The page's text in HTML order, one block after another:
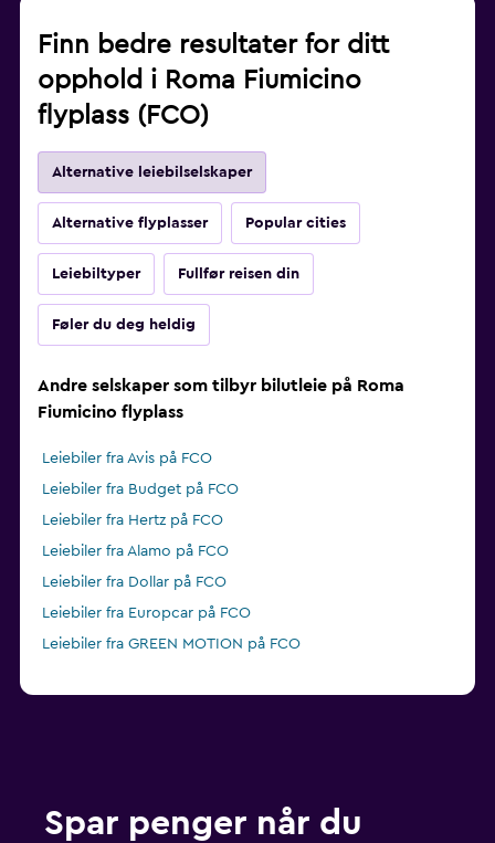
Finn bedre resultater for ditt
opphold i Roma Fiumicino
flyplass (FCO)
Alternative leiebilselskaper
Alternative flyplasser Popular cities
Leiebiltyper Fullfør reisen din
Føler du deg heldig
Andre selskaper som tilbyr bilutleie på Roma
Fiumicino flyplass
Leiebiler fra Avis på FCO
Leiebiler fra Budget på FCO
Leiebiler fra Hertz på FCO
Leiebiler fra Alamo på FCO
Leiebiler fra Dollar på FCO
Leiebiler fra Europcar på FCO
Leiebiler fra GREEN MOTION på FCO
Spar penger når du